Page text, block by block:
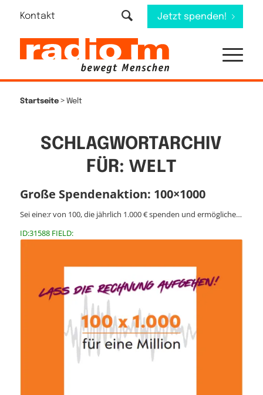
Kontakt Jetzt spenden!
Startseite> Welt
SCHLAGWORTARCHIV
FÜR:WELT
Große Spendenaktion: 100×1000
Sei eine:r von 100, die jährlich 1.000 € spenden und ermögliche…
ID:31588 FIELD: